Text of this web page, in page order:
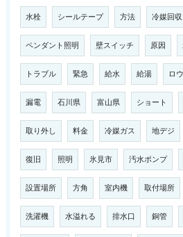
水栓 シールテープ 方法 冷媒回収
ペンダント照明 壁スイッチ 原因
トラブル 緊急 給水 給湯 ロ
漏電 石川県 富山県 ショート
取り外し 料金 冷媒ガス 地デジ
復旧 照明 氷見市 汚水ポンプ
設置場所 方角 室内機 取付場所
洗濯機 水溢れる 排水口 銅管